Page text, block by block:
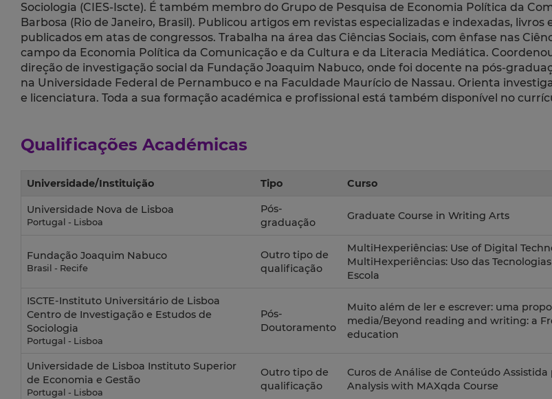
Sociologia (CIES-Iscte). É também membro do Grupo de Pesquisa de Economia Política da
Barbosa (Rio de Janeiro, Brasil). Publicou artigos em revistas especializadas e indexadas,
publicados em atas de congressos. Trabalha na área das Ciências Sociais, com ênfase nas
campo da Economia Política da Comunicação e da Cultura e da Literacia Mediática.
direção de investigação social da Fundação Joaquim Nabuco, onde foi docente na pós-
na Universidade Federal de Pernambuco e na Faculdade Maurício de Nassau. Orienta
e licenciatura. Toda a sua formação académica e profissional está também disponível no
Qualificações Académicas
Universidade/Instituição Tipo Curso
Universidade Nova de Lisboa
Portugal - Lisboa
Pós-
graduação
Graduate Course in Writing Arts
Fundação Joaquim Nabuco
Brasil - Recife
Outro tipo de
qualificação
MultiHexperiências: Use of Digital
MultiHexperiências: Uso das
Escola
ISCTE-Instituto Universitário de Lisboa
Centro de Investigação e Estudos de
Sociologia
Portugal - Lisboa
Pós-
Doutoramento
Muito além de ler e escrever: uma
media/Beyond reading and writing: a
education
Universidade de Lisboa Instituto Superior
de Economia e Gestão
Portugal - Lisboa
Outro tipo de
qualificação
Curos de Análise de Conteúdo
Analysis with MAXqda Course